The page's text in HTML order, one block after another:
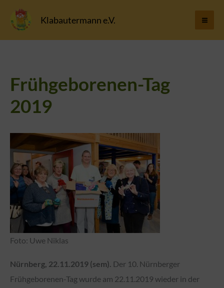
Inhalt
Klabautermann e.V.
Frühgeborenen-Tag
2019
Foto: Uwe Niklas
Nürnberg, 22.11.2019 (sem). Der 10. Nürnberger
Frühgeborenen-Tag wurde am 22.11.2019 wieder in der